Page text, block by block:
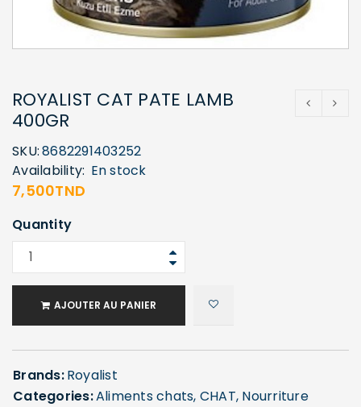
ROYALIST CAT PATE LAMB
400GR
SKU:8682291403252
Availability: En stock
7,500TND
Quantity
AJOUTER AU PANIER
Brands:Royalist
Categories:Aliments chats, CHAT, Nourriture